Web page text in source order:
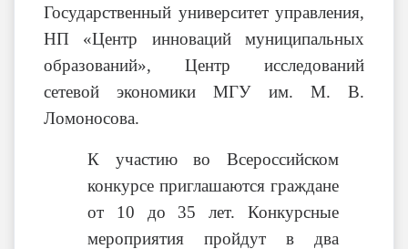
Государственный университет управления,
НП «Центр инноваций муниципальных
образований», Центр исследований
сетевой экономики МГУ им. М. В.
Ломоносова.
К участию во Всероссийском
конкурсе приглашаются граждане
от 10 до 35 лет. Конкурсные
мероприятия пройдут в два